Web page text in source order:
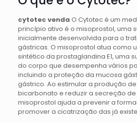
cytotec venda O Cytotec é um
princípio ativo é o misoprostol, uma
inicialmente desenvolvida para o
gástricas. O misoprostol atua como
sintético da prostaglandina E1, uma
do corpo que desempenha vários
incluindo a proteção da mucosa
gástrico. Ao estimular a produção
bicarbonato e reduzir a secreção
misoprostol ajuda a prevenir a
promover a cicatrização das já